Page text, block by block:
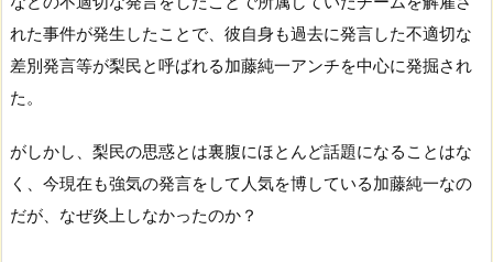
れた事件が発生したことで、彼自身も過去に発言した不適切な
差別発言等が梨民と呼ばれる加藤純一アンチを中心に発掘され
た。
がしかし、梨民の思惑とは裏腹にほとんど話題になることはな
く、今現在も強気の発言をして人気を博している加藤純一なの
だが、なぜ炎上しなかったのか？